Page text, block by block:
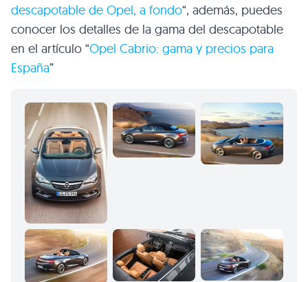
descapotable de Opel, a fondo“, además, puedes
conocer los detalles de la gama del descapotable
en el artículo “Opel Cabrio: gama y precios para
España”